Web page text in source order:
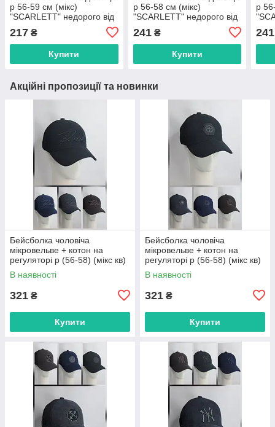
р 56-59 см (мікс)
"SCARLETT" недорого від
217 ₴
Купити
р 56-58 см (мікс)
"SCARLETT" недорого від
241₴
Купити
р
241
Акційні пропозиції та новинки
Бейсболка чоловіча
мікровельве + котон на
регуляторі р (56-58) (мікс кв)
"CHERYA" недорого від
прямого постачальника
В наявності
321 ₴
Купити
Бейсболка чоловіча
мікровельве + котон на
регуляторі р (56-58) (мікс кв)
"CHERYA" недорого від
прямого постачальника
В наявності
321 ₴
Купити